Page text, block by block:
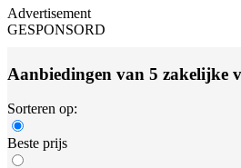
Advertisement
GESPONSORD
Aanbiedingen van 5 zakelijke
Sorteren op:
Beste prijs